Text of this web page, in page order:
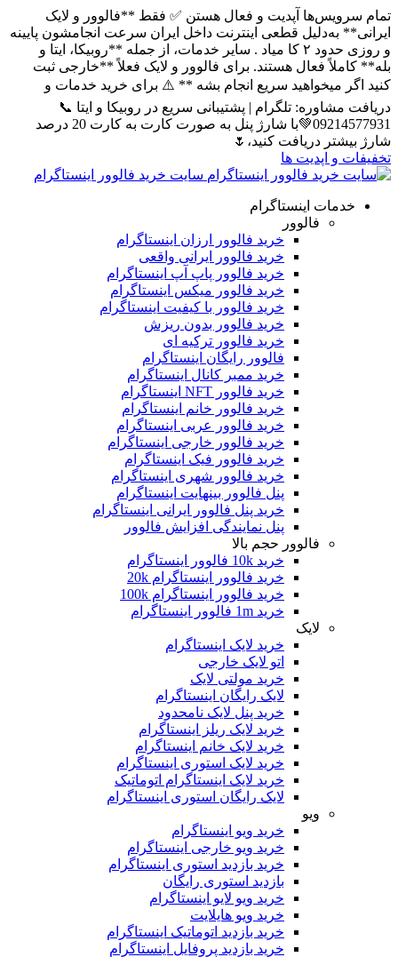
تمام سرویس‌ها آپدیت و فعال هستن ✅ فقط **فالوور و لایک
ایرانی** به‌دلیل قطعی اینترنت داخل ایران سرعت انجامشون پایینه
و روزی حدود ۲ کا میاد . سایر خدمات، از جمله **روبیکا، ایتا و
بله** کاملاً فعال هستند. برای فالوور و لایک فعلاً **خارجی ثبت
کنید اگر میخواهید سریع انجام بشه ** ⚠️ برای خرید خدمات و
دریافت مشاوره: تلگرام | پشتیبانی سریع در روبیکا و ایتا 📞
09214577931💚با شارژ پنل به صورت کارت به کارت 20 درصد
شارژ بیشتر دریافت کنید،🌷
تخفیفات و اپدیت ها
سایت خرید فالوور اینستاگرام
خدمات اینستاگرام
فالوور
خرید فالوور ارزان اینستاگرام
خرید فالوور ایرانی واقعی
خرید فالوور پاپ آپ اینستاگرام
خرید فالوور میکس اینستاگرام
خرید فالوور با کیفیت اینستاگرام
خرید فالوور بدون ریزش
خرید فالوور ترکیه ای
فالوور رایگان اینستاگرام
خرید ممبر کانال اینستاگرام
خرید فالوور NFT اینستاگرام
خرید فالوور خانم اینستاگرام
خرید فالوور عربی اینستاگرام
خرید فالوور خارجی اینستاگرام
خرید فالوور فیک اینستاگرام
خرید فالوور شهری اینستاگرام
پنل فالوور بینهایت اینستاگرام
خرید پنل فالوور ایرانی اینستاگرام
پنل نمایندگی افزایش فالوور
فالوور حجم بالا
خرید 10k فالوور اینستاگرام
خرید فالوور اینستاگرام 20k
خرید فالوور اینستاگرام 100k
خرید 1m فالوور اینستاگرام
لایک
خرید لایک اینستاگرام
اتو لایک خارجی
خرید مولتی لایک
لایک رایگان اینستاگرام
خرید پنل لایک نامحدود
خرید لایک ریلز اینستاگرام
خرید لایک خانم اینستاگرام
خرید لایک استوری اینستاگرام
خرید لایک اینستاگرام اتوماتیک
لایک رایگان استوری اینستاگرام
ویو
خرید ویو اینستاگرام
خرید ویو خارجی اینستاگرام
خرید بازدید استوری اینستاگرام
بازدید استوری رایگان
خرید ویو لایو اینستاگرام
خرید ویو هایلایت
خرید بازدید اتوماتیک اینستاگرام
خرید بازدید پروفایل اینستاگرام